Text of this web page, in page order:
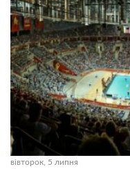
вівторок, 5 липня